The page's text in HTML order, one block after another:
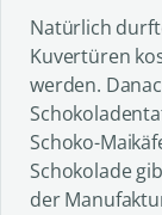
Natürlich
Kuvertüren
werden.
Schoko-
Schokolade
der